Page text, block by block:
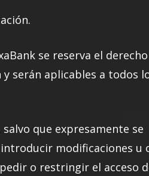
se reserva el
serán aplicables a todos
que expresamente se
modificaciones u
o restringir el acceso